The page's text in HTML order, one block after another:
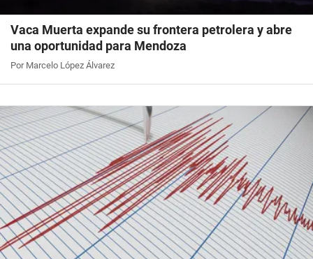
Vaca Muerta expande su frontera petrolera y abre
una oportunidad para Mendoza
Por Marcelo López Álvarez